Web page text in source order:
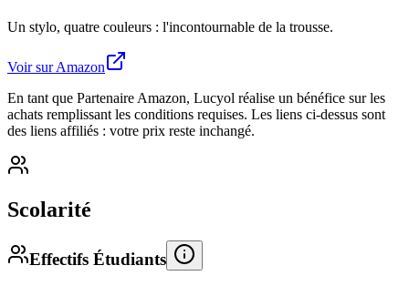
Un stylo, quatre couleurs : l'incontournable de la trousse.
Voir sur Amazon
En tant que Partenaire Amazon, Lucyol réalise un bénéfice sur les
achats remplissant les conditions requises. Les liens ci-dessus sont
des liens affiliés : votre prix reste inchangé.
Scolarité
Effectifs Étudiants